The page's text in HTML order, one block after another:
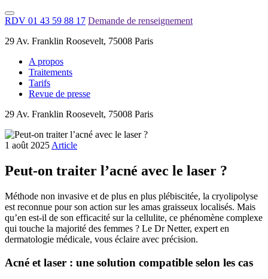
RDV 01 43 59 88 17 Demande de renseignement
29 Av. Franklin Roosevelt, 75008 Paris
A propos
Traitements
Tarifs
Revue de presse
29 Av. Franklin Roosevelt, 75008 Paris
1 août 2025 Article
Peut-on traiter l’acné avec le laser ?
Méthode non invasive et de plus en plus plébiscitée, la cryolipolyse
est reconnue pour son action sur les amas graisseux localisés. Mais
qu’en est-il de son efficacité sur la cellulite, ce phénomène complexe
qui touche la majorité des femmes ? Le Dr Netter, expert en
dermatologie médicale, vous éclaire avec précision.
Acné et laser : une solution compatible selon les cas